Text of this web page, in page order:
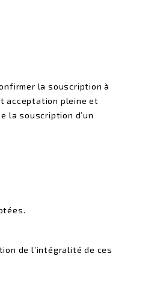
la souscription à
acceptation pleine et
la souscription d’un
de l’intégralité de ces